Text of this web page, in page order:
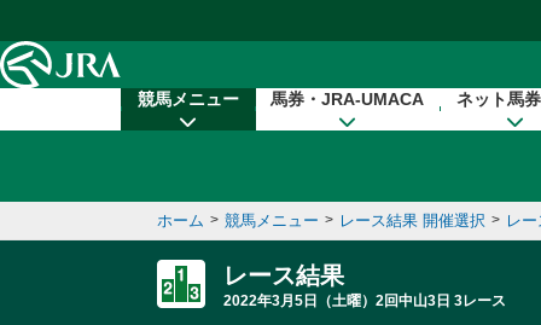
競馬メニュー 馬券・JRA-UMACA ネット馬
ホーム > 競馬メニュー > レース結果 開催選択 > レ
レース結果
2022年3月5日（土曜）2回中山3日 3レース